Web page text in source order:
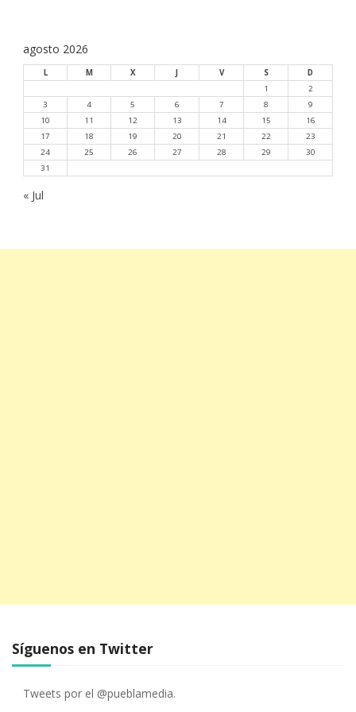
agosto 2026
L M X J V S
D
1
2
3
4 5 6 7 8
9
10
11 12 13 14 15
16
17
18 19 20 21 22
23
24
25 26 27 28 29
30
31
« Jul
Síguenos en Twitter
Tweets por el @pueblamedia.